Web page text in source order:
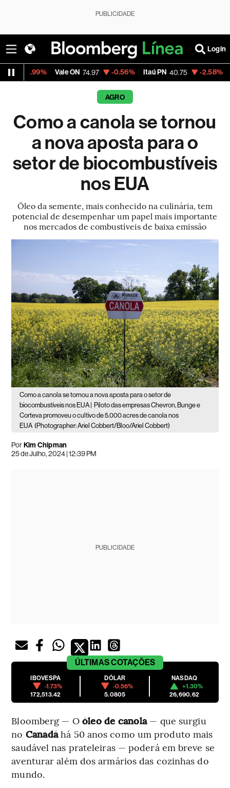
PUBLICIDADE
Login
Vale ON 74.97 -0.56% Itaú PN 40.75 -2.58% Magalu 4.40
AGRO
Como a canola se tornou
a nova aposta para o
setor de biocombustíveis
nos EUA
Óleo da semente, mais conhecido na culinária, tem
potencial de desempenhar um papel mais importante
nos mercados de combustíveis de baixa emissão
Como a canola se tornou a nova aposta para o setor de
biocombustíveis nos EUA | Piloto das empresas Chevron, Bunge e
Corteva promoveu o cultivo de 5.000 acres de canola nos
EUA (Photographer: Ariel Cobbert/Bloo/Ariel Cobbert)
PorKim Chipman
25 de Julho, 2024 | 12:39 PM
PUBLICIDADE
ÚLTIMASCOTAÇÕES
IBOVESPA
-1.73%
172,513.42
DÓLAR
-0.56%
5.0805
NASDAQ
+1.30%
26,690.62
Bloomberg — O óleo de canola — que surgiu
no Canadáhá 50 anos como um produto mais
saudável nas prateleiras — poderá em breve se
aventurar além dos armários das cozinhas do
mundo.